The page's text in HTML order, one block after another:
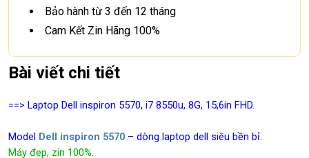
Bảo hành từ 3 đến 12 tháng
Cam Kết Zin Hãng 100%
Bài viết chi tiết
==> Laptop Dell inspiron 5570, i7 8550u, 8G, 15,6in FHD.
Model Dell inspiron 5570 – dòng laptop dell siêu bền bỉ.
Máy đẹp, zin 100%.